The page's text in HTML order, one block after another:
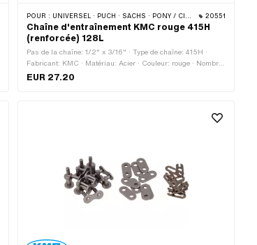
POUR : UNIVERSEL · PUCH · SACHS · PONY / CILO (BÊTA 521 & 512) · ZÜNDAPP BELMONDO · TOMOS · BYE BIKE 20551
Chaîne d'entraînement KMC rouge 415H
(renforcée) 128L
Pas de la chaîne: 1/2" x 3/16" · Type de chaîne: 415H ·
Fabricant: KMC · Matériau: Acier · Couleur: rouge · Nombre
de maillons: 128 pcs · Circonférence de roulement: 1626
EUR 27.20